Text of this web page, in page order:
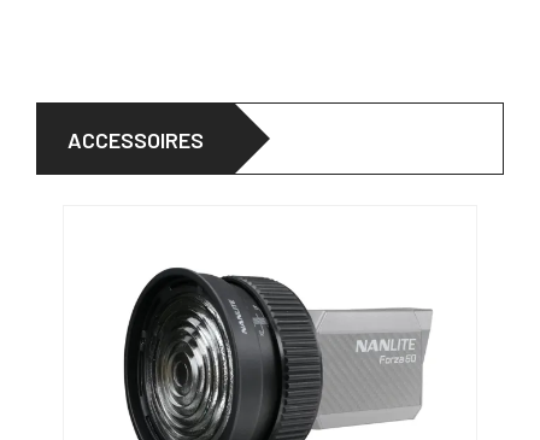
ACCESSOIRES